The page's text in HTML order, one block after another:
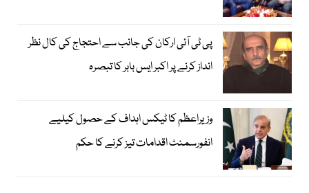
پی ٹی آئی ارکان کی جانب سے احتجاج کی کال نظر
انداز کرنے پر اکبر ایس بابر کا تبصرہ
وزیراعظم کا ٹیکس اہداف کے حصول کیلیے
انفورسمنٹ اقدامات تیز کرنے کا حکم